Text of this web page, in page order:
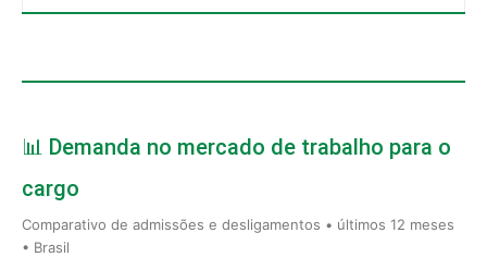
📊 Demanda no mercado de trabalho para o
cargo
Comparativo de admissões e desligamentos • últimos 12 meses
• Brasil